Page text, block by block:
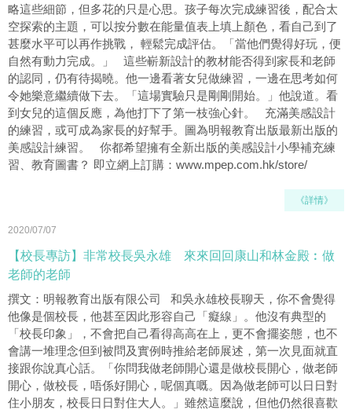
略這些細節，但多花的只是心思。孩子每次完成練習後，配合太
空探索的主題，可以按分數在能量值表上填上顏色，看自己到了
甚麼水平可以再作挑戰， 輕鬆完成評估。「當他們覺得好玩，便
自然有動力完成。」 這些嶄新設計的教材能否得到家長和老師
的認同，仍有待揭曉。他一邊看著女兒做練習，一邊在思考如何
令她樂意繼續做下去。「這場實驗只是剛剛開始。」他說道。看
到女兒的這個反應，為他打下了第一枝強心針。 充滿美感設計
的練習，或可成為家長的好幫手。圖為明報教育出版最新出版的
美感設計練習。 你都希望擁有全新出版的美感設計小學補充練
習、教育圖書？ 即立網上訂購：www.mpep.com.hk/store/
《詳情》
2020/07/07
【校長專訪】非常校長吳永雄 來來回回康山和林金殿︰做
老師的老師
撰文：明報教育出版有限公司 和吳永雄校長聊天，你不會覺得
他像是個校長，他甚至因此形容自己「癡線」。他沒有典型的
「校長印象」，不會把自己看得高高在上，更不會擺姿態，也不
會講一堆理念但到被問及實例時推給老師展述，第一次見面就直
接跟你說真心話。「你問我做老師開心還是做校長開心，做老師
開心，做校長，唔係好開心，呢個真嘅。因為做老師可以日日對
住小朋友，校長日日對住大人。」雖然這麼說，但他仍然很喜歡